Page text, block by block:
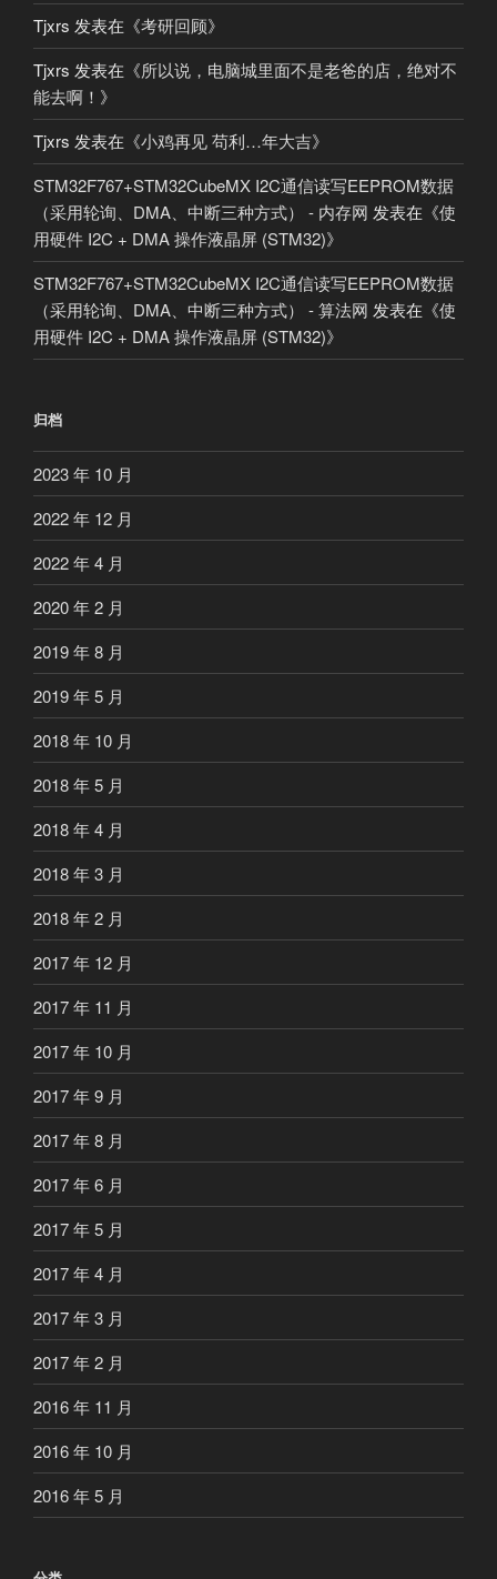
Tjxrs 发表在《考研回顾》
Tjxrs 发表在《所以说，电脑城里面不是老爸的店，绝对不
能去啊！ 》
Tjxrs 发表在《小鸡再见 苟利…年大吉》
STM32F767+STM32CubeMX I2C通信读写EEPROM数据
（采用轮询、DMA、中断三种方式） - 内存网 发表在《使
用硬件 I2C + DMA 操作液晶屏 (STM32)》
STM32F767+STM32CubeMX I2C通信读写EEPROM数据
（采用轮询、DMA、中断三种方式） - 算法网 发表在《使
用硬件 I2C + DMA 操作液晶屏 (STM32)》
归档
2023 年 10 月
2022 年 12 月
2022 年 4 月
2020 年 2 月
2019 年 8 月
2019 年 5 月
2018 年 10 月
2018 年 5 月
2018 年 4 月
2018 年 3 月
2018 年 2 月
2017 年 12 月
2017 年 11 月
2017 年 10 月
2017 年 9 月
2017 年 8 月
2017 年 6 月
2017 年 5 月
2017 年 4 月
2017 年 3 月
2017 年 2 月
2016 年 11 月
2016 年 10 月
2016 年 5 月